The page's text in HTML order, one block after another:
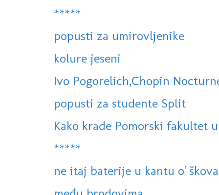
*****
popusti za umirovljenike
kolure jeseni
Ivo Pogorelich,Chopin
popusti za studente Split
Kako krade Pomorski fakultet
*****
ne itaj baterije u kantu o'